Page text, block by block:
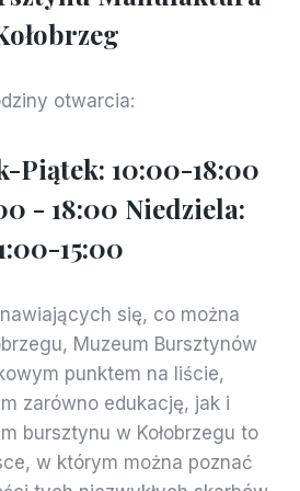
otwarcia:
Piątek: 10:00-18:00
- 18:00 Niedziela:
15:00
się, co można
Muzeum Bursztynów
punktem na liście,
zarówno edukację, jak i
bursztynu w Kołobrzegu to
w którym można poznać